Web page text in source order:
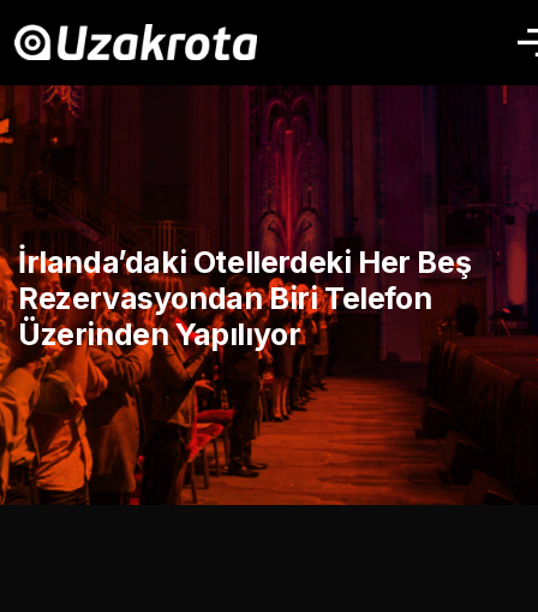
İrlanda’daki Otellerdeki Her Beş
Rezervasyondan Biri Telefon
Üzerinden Yapılıyor